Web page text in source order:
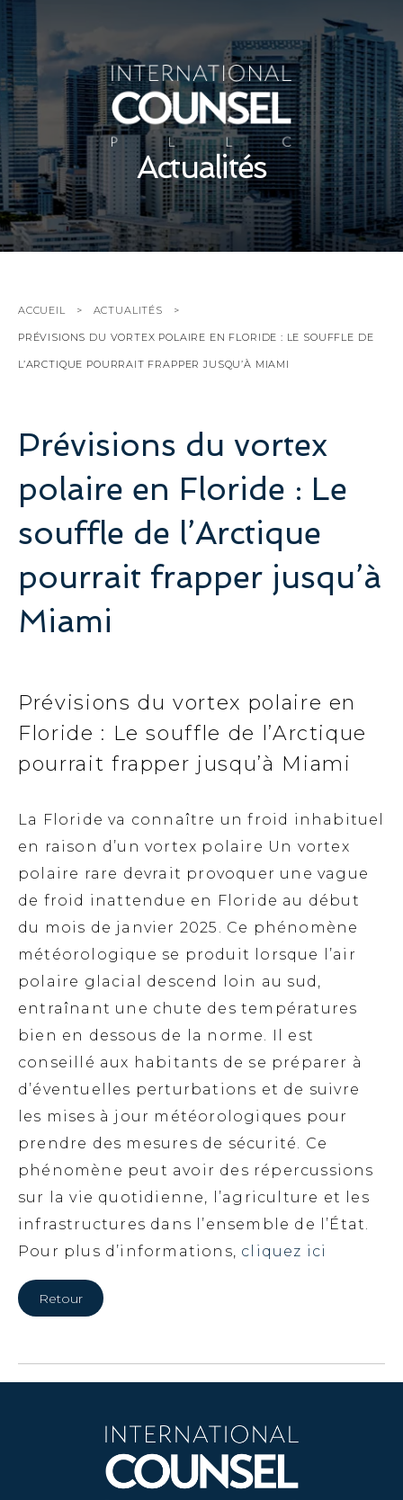
Actualités
ACCUEIL ACTUALITÉS
PRÉVISIONS DU VORTEX POLAIRE EN FLORIDE : LE SOUFFLE DE
L’ARCTIQUE POURRAIT FRAPPER JUSQU’À MIAMI
Prévisions du vortex
polaire en Floride : Le
souffle de l’Arctique
pourrait frapper jusqu’à
Miami
Prévisions du vortex polaire en
Floride : Le souffle de l’Arctique
pourrait frapper jusqu’à Miami
La Floride va connaître un froid inhabituel
en raison d’un vortex polaire Un vortex
polaire rare devrait provoquer une vague
de froid inattendue en Floride au début
du mois de janvier 2025. Ce phénomène
météorologique se produit lorsque l’air
polaire glacial descend loin au sud,
entraînant une chute des températures
bien en dessous de la norme. Il est
conseillé aux habitants de se préparer à
d’éventuelles perturbations et de suivre
les mises à jour météorologiques pour
prendre des mesures de sécurité. Ce
phénomène peut avoir des répercussions
sur la vie quotidienne, l’agriculture et les
infrastructures dans l’ensemble de l’État.
Pour plus d’informations, cliquez ici
Retour